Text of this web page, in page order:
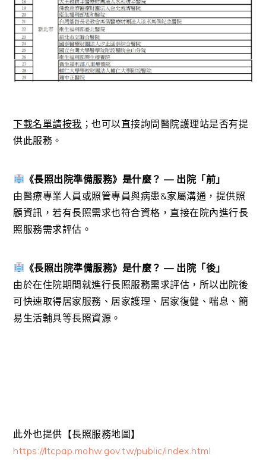
下載名單請按我 ；也可以直接詢問醫院護理站是否有提
供此服務。
《長照出院準備服務》是什麼？ — 出院「前」
由醫療專業人員或照管專員與病患&家屬溝通，提供照
顧資訊，若有長照需求也符合資格，直接在院內進行長
照服務需求評估。
《長照出院準備服務》是什麼？ — 出院「後」
由於在住院期間就進行長照服務需求評估，所以出院後
可快速取得居家服務、居家護理、居家復健、喘息、簡
易生活輔具等長照資源。
此外也提供【長照服務地圖】
https://ltcpap.mohw.gov.tw/public/index.html